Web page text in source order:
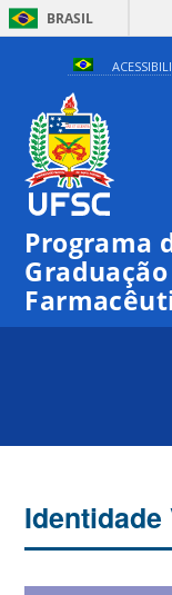
BRASIL
Programa
Identidade